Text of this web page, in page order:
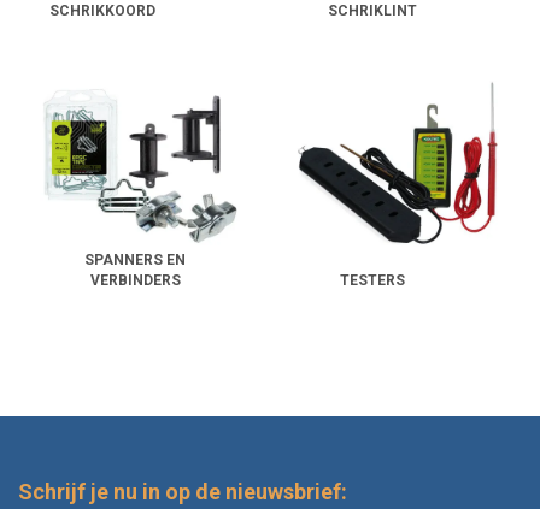
SCHRIKKOORD SCHRIKLINT
SPANNERS EN
VERBINDERS
TESTERS
Schrijf je nu in op de nieuwsbrief: